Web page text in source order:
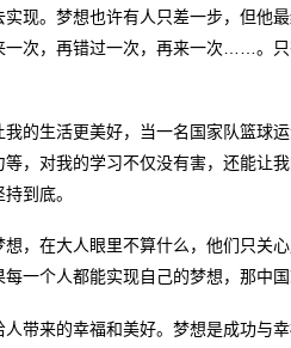
实现。梦想也许有人只差一步，但他
一次，再错过一次，再来一次……。
我的生活更美好，当一名国家队篮球
等，对我的学习不仅没有害，还能让
到底。
想，在大人眼里不算什么，他们只关
一个人都能实现自己的梦想，那中
人带来的幸福和美好。梦想是成功与